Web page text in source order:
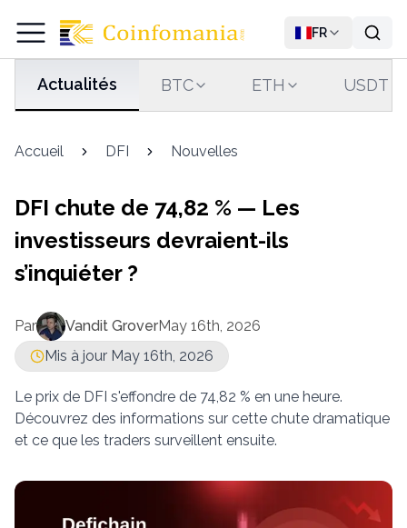
FR
Actualités BTC ETH USDT
Accueil DFI Nouvelles
DFI chute de 74,82 % — Les
investisseurs devraient-ils
s’inquiéter ?
Par Vandit GroverMay 16th, 2026
Mis à jour May 16th, 2026
Le prix de DFI s'effondre de 74,82 % en une heure.
Découvrez des informations sur cette chute dramatique
et ce que les traders surveillent ensuite.